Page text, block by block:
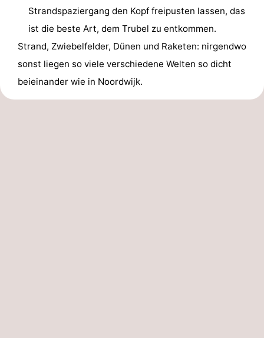
Strandspaziergang den Kopf freipusten lassen, das
ist die beste Art, dem Trubel zu entkommen.
Strand, Zwiebelfelder, Dünen und Raketen: nirgendwo
sonst liegen so viele verschiedene Welten so dicht
beieinander wie in Noordwijk.